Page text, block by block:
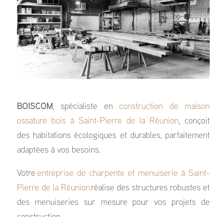
BOISCOM, spécialiste enconstruction de maison
ossature bois à Saint-Pierre de la Réunion, conçoit
des habitations écologiques et durables, parfaitement
adaptées à vos besoins.
Votre entreprise de charpente et menuiserie à Saint-
Pierre de la Réunion réalise des structures robustes et
des menuiseries sur mesure pour vos projets de